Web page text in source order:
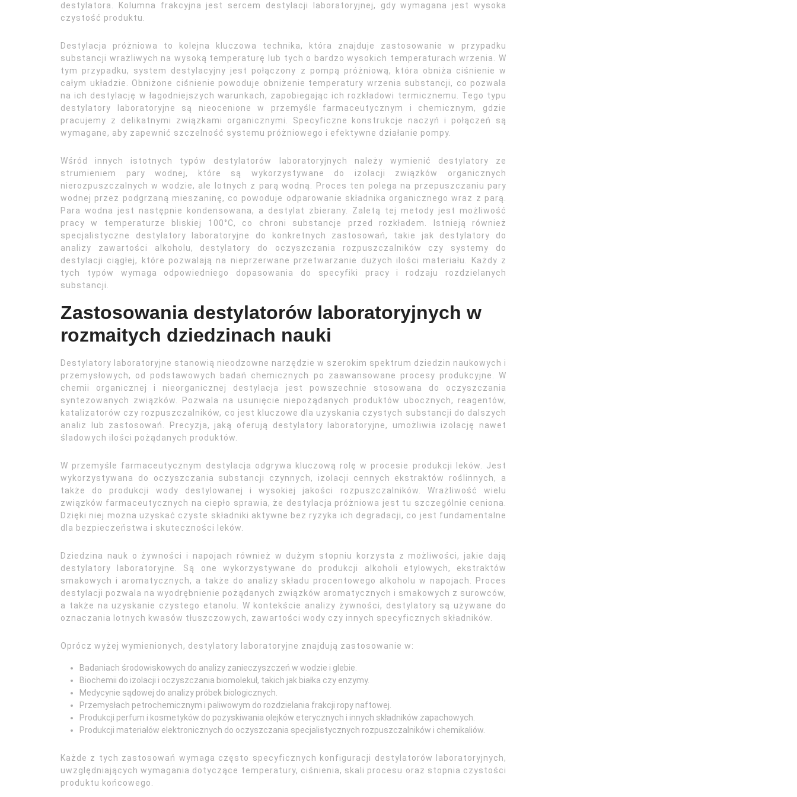
destylatora. Kolumna frakcyjna jest sercem destylacji laboratoryjnej, gdy wymagana jest wysoka
czystość produktu.
Destylacja próżniowa to kolejna kluczowa technika, która znajduje zastosowanie w przypadku
substancji wrażliwych na wysoką temperaturę lub tych o bardzo wysokich temperaturach wrzenia. W
tym przypadku, system destylacyjny jest połączony z pompą próżniową, która obniża ciśnienie w
całym układzie. Obniżone ciśnienie powoduje obniżenie temperatury wrzenia substancji, co pozwala
na ich destylację w łagodniejszych warunkach, zapobiegając ich rozkładowi termicznemu. Tego typu
destylatory laboratoryjne są nieocenione w przemyśle farmaceutycznym i chemicznym, gdzie
pracujemy z delikatnymi związkami organicznymi. Specyficzne konstrukcje naczyń i połączeń są
wymagane, aby zapewnić szczelność systemu próżniowego i efektywne działanie pompy.
Wśród innych istotnych typów destylatorów laboratoryjnych należy wymienić destylatory ze
strumieniem pary wodnej, które są wykorzystywane do izolacji związków organicznych
nierozpuszczalnych w wodzie, ale lotnych z parą wodną. Proces ten polega na przepuszczaniu pary
wodnej przez podgrzaną mieszaninę, co powoduje odparowanie składnika organicznego wraz z parą.
Para wodna jest następnie kondensowana, a destylat zbierany. Zaletą tej metody jest możliwość
pracy w temperaturze bliskiej 100°C, co chroni substancje przed rozkładem. Istnieją również
specjalistyczne destylatory laboratoryjne do konkretnych zastosowań, takie jak destylatory do
analizy zawartości alkoholu, destylatory do oczyszczania rozpuszczalników czy systemy do
destylacji ciągłej, które pozwalają na nieprzerwane przetwarzanie dużych ilości materiału. Każdy z
tych typów wymaga odpowiedniego dopasowania do specyfiki pracy i rodzaju rozdzielanych
substancji.
Zastosowania destylatorów laboratoryjnych w
rozmaitych dziedzinach nauki
Destylatory laboratoryjne stanowią nieodzowne narzędzie w szerokim spektrum dziedzin naukowych i
przemysłowych, od podstawowych badań chemicznych po zaawansowane procesy produkcyjne. W
chemii organicznej i nieorganicznej destylacja jest powszechnie stosowana do oczyszczania
syntezowanych związków. Pozwala na usunięcie niepożądanych produktów ubocznych, reagentów,
katalizatorów czy rozpuszczalników, co jest kluczowe dla uzyskania czystych substancji do dalszych
analiz lub zastosowań. Precyzja, jaką oferują destylatory laboratoryjne, umożliwia izolację nawet
śladowych ilości pożądanych produktów.
W przemyśle farmaceutycznym destylacja odgrywa kluczową rolę w procesie produkcji leków. Jest
wykorzystywana do oczyszczania substancji czynnych, izolacji cennych ekstraktów roślinnych, a
także do produkcji wody destylowanej i wysokiej jakości rozpuszczalników. Wrażliwość wielu
związków farmaceutycznych na ciepło sprawia, że destylacja próżniowa jest tu szczególnie ceniona.
Dzięki niej można uzyskać czyste składniki aktywne bez ryzyka ich degradacji, co jest fundamentalne
dla bezpieczeństwa i skuteczności leków.
Dziedzina nauk o żywności i napojach również w dużym stopniu korzysta z możliwości, jakie dają
destylatory laboratoryjne. Są one wykorzystywane do produkcji alkoholi etylowych, ekstraktów
smakowych i aromatycznych, a także do analizy składu procentowego alkoholu w napojach. Proces
destylacji pozwala na wyodrębnienie pożądanych związków aromatycznych i smakowych z surowców,
a także na uzyskanie czystego etanolu. W kontekście analizy żywności, destylatory są używane do
oznaczania lotnych kwasów tłuszczowych, zawartości wody czy innych specyficznych składników.
Oprócz wyżej wymienionych, destylatory laboratoryjne znajdują zastosowanie w:
Badaniach środowiskowych do analizy zanieczyszczeń w wodzie i glebie.
Biochemii do izolacji i oczyszczania biomolekuł, takich jak białka czy enzymy.
Medycynie sądowej do analizy próbek biologicznych.
Przemysłach petrochemicznym i paliwowym do rozdzielania frakcji ropy naftowej.
Produkcji perfum i kosmetyków do pozyskiwania olejków eterycznych i innych składników zapachowych.
Produkcji materiałów elektronicznych do oczyszczania specjalistycznych rozpuszczalników i chemikaliów.
Każde z tych zastosowań wymaga często specyficznych konfiguracji destylatorów laboratoryjnych,
uwzględniających wymagania dotyczące temperatury, ciśnienia, skali procesu oraz stopnia czystości
produktu końcowego.